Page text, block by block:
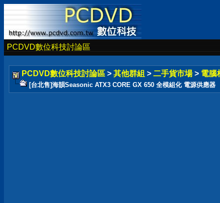
PCDVD數位科技討論區
PCDVD數位科技討論區 > 其他群組 > 二手貨市場 > 電腦
[台北售]海韻Seasonic ATX3 CORE GX 650 全模組化 電源供應器